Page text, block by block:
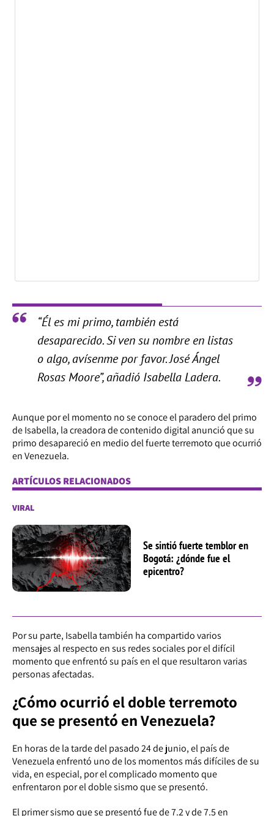
“Él es mi primo, también está
desaparecido. Si ven su nombre en listas
o algo, avísenme por favor. José Ángel
Rosas Moore”, añadió Isabella Ladera.
Aunque por el momento no se conoce el paradero del primo
de Isabella, la creadora de contenido digital anunció que su
primo desapareció en medio del fuerte terremoto que ocurrió
en Venezuela.
ARTÍCULOS RELACIONADOS
VIRAL
Se sintió fuerte temblor en
Bogotá: ¿dónde fue el
epicentro?
Por su parte, Isabella también ha compartido varios
mensajes al respecto en sus redes sociales por el difícil
momento que enfrentó su país en el que resultaron varias
personas afectadas.
¿Cómo ocurrió el doble terremoto
que se presentó en Venezuela?
En horas de la tarde del pasado 24 de junio, el país de
Venezuela enfrentó uno de los momentos más difíciles de su
vida, en especial, por el complicado momento que
enfrentaron por el doble sismo que se presentó.
El primer sismo que se presentó fue de 7.2 y de 7.5 en